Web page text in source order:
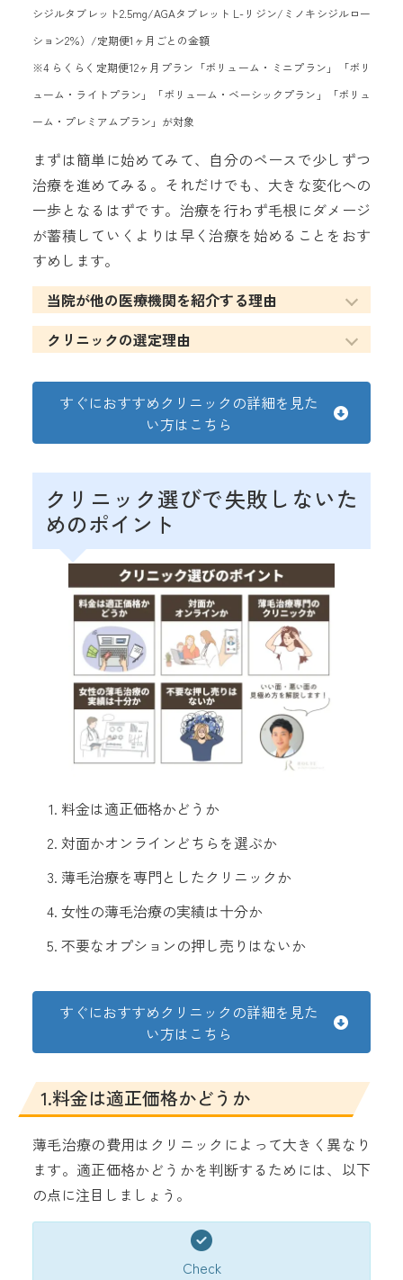
シジルタブレット2.5mg/AGAタブレット L-リジン/ミノキシジルロー
ション2％）/定期便1ヶ月ごとの金額
※4 らくらく定期便12ヶ月プラン「ボリューム・ミニプラン」「ボリ
ューム・ライトプラン」「ボリューム・ベーシックプラン」「ボリュ
ーム・プレミアムプラン」が対象
まずは簡単に始めてみて、自分のペースで少しずつ
治療を進めてみる。それだけでも、大きな変化への
一歩となるはずです。治療を行わず毛根にダメージ
が蓄積していくよりは早く治療を始めることをおす
すめします。
当院が他の医療機関を紹介する理由
クリニックの選定理由
すぐにおすすめクリニックの詳細を見た
い方はこちら
クリニック選びで失敗しないた
めのポイント
料金は適正価格かどうか
対面かオンラインどちらを選ぶか
薄毛治療を専門としたクリニックか
女性の薄毛治療の実績は十分か
不要なオプションの押し売りはないか
すぐにおすすめクリニックの詳細を見た
い方はこちら
1.料金は適正価格かどうか
薄毛治療の費用はクリニックによって大きく異なり
ます。適正価格かどうかを判断するためには、以下
の点に注目しましょう。
Check